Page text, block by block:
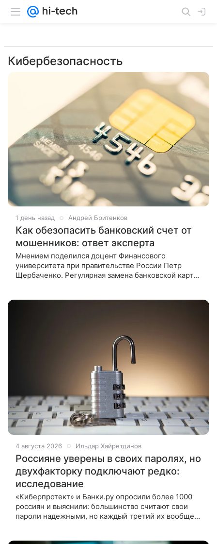
Кибербезопасность
1 день назад Андрей Бритенков
Как обезопасить банковский счет от
мошенников: ответ эксперта
Мнением поделился доцент Финансового
университета при правительстве России Петр
Щербаченко. Регулярная замена банковской карты
4 августа 2026 Ильдар Хайретдинов
Россияне уверены в своих паролях, но
двухфакторку подключают редко:
исследование
«Киберпротект» и Банки.ру опросили более 1000
россиян и выяснили: большинство считают свои
пароли надежными, но каждый третий их вообще